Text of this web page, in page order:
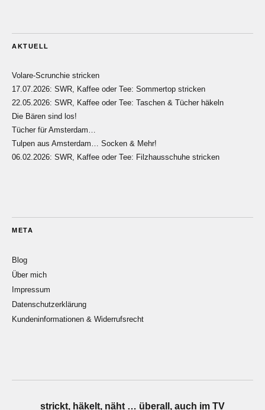
AKTUELL
Volare-Scrunchie stricken
17.07.2026: SWR, Kaffee oder Tee: Sommertop stricken
22.05.2026: SWR, Kaffee oder Tee: Taschen & Tücher häkeln
Die Bären sind los!
Tücher für Amsterdam…
Tulpen aus Amsterdam… Socken & Mehr!
06.02.2026: SWR, Kaffee oder Tee: Filzhausschuhe stricken
META
Blog
Über mich
Impressum
Datenschutzerklärung
Kundeninformationen & Widerrufsrecht
strickt, häkelt, näht … überall, auch im TV